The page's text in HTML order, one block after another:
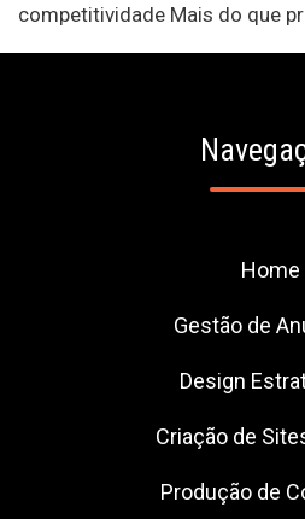
competitividade Mais do que
Home
Gestão de
Design
Criação de
Produção de